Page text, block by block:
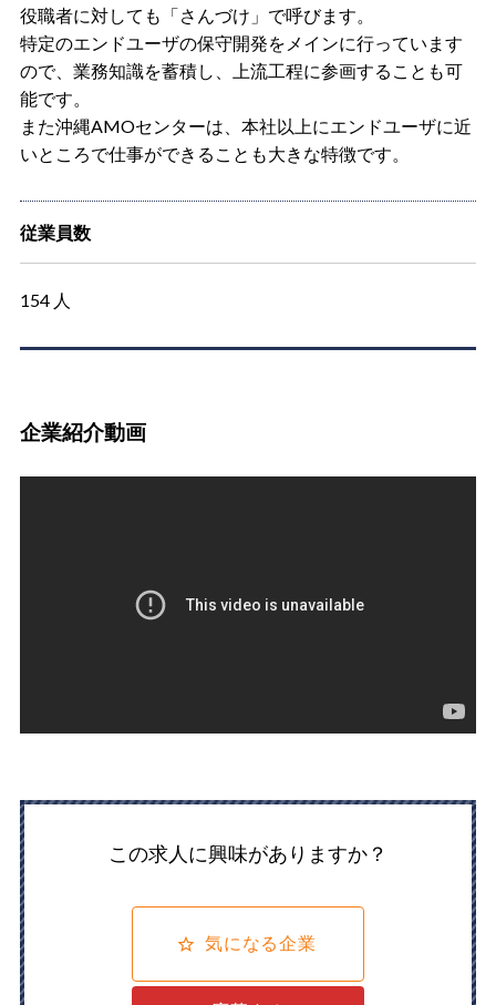
役職者に対しても「さんづけ」で呼びます。
特定のエンドユーザの保守開発をメインに行っています
ので、業務知識を蓄積し、上流工程に参画することも可
能です。
また沖縄AMOセンターは、本社以上にエンドユーザに近
いところで仕事ができることも大きな特徴です。
従業員数
154 人
企業紹介動画
この求人に興味がありますか？
気になる企業